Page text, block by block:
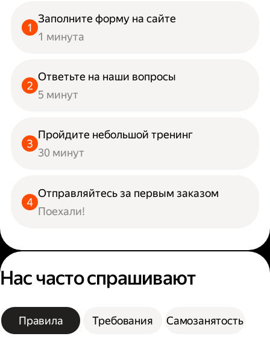
Заполните форму на сайте
1 минута
Ответьте на наши вопросы
5 минут
Пройдите небольшой тренинг
30 минут
Отправляйтесь за первым заказом
Поехали!
Нас часто спрашивают
Правила Требования Самозанятость